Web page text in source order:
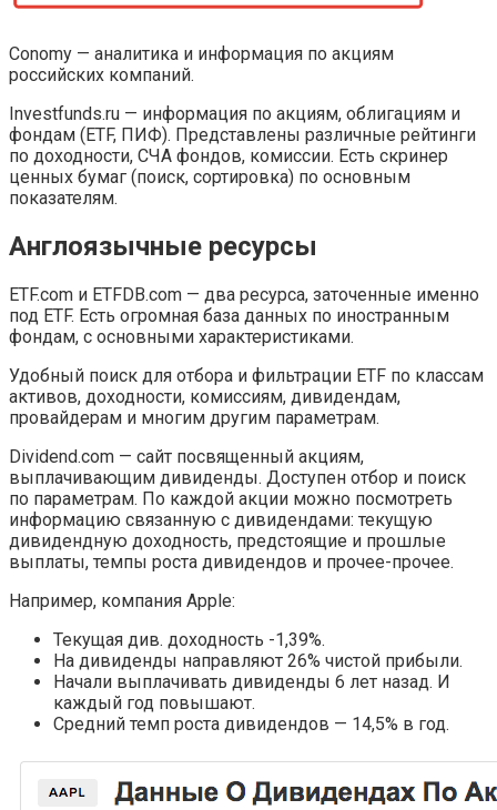
Сonomy — аналитика и информация по акциям
российских компаний.
Investfunds.ru — информация по акциям, облигациям и
фондам (ETF, ПИФ). Представлены различные рейтинги
по доходности, СЧА фондов, комиссии. Есть скринер
ценных бумаг (поиск, сортировка) по основным
показателям.
Англоязычные ресурсы
ETF.com и ETFDB.com — два ресурса, заточенные именно
под ETF. Есть огромная база данных по иностранным
фондам, с основными характеристиками.
Удобный поиск для отбора и фильтрации ETF по классам
активов, доходности, комиссиям, дивидендам,
провайдерам и многим другим параметрам.
Dividend.com — сайт посвященный акциям,
выплачивающим дивиденды. Доступен отбор и поиск
по параметрам. По каждой акции можно посмотреть
информацию связанную с дивидендами: текущую
дивидендную доходность, предстоящие и прошлые
выплаты, темпы роста дивидендов и прочее-прочее.
Например, компания Apple:
Текущая див. доходность -1,39%.
На дивиденды направляют 26% чистой прибыли.
Начали выплачивать дивиденды 6 лет назад. И
каждый год повышают.
Средний темп роста дивидендов — 14,5% в год.